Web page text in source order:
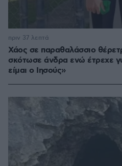
Χάος σε παραθαλάσσιο
σκότωσε άνδρα ενώ έτρεχε
είμαι ο Ιησούς»
πριν 37 λεπτά